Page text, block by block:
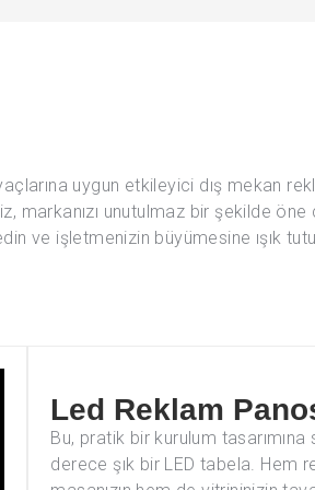
uygun etkileyici dış mekan
markanızı unutulmaz bir şekilde öne
ve işletmenizin büyümesine ışık
Led Reklam
Bu, pratik bir kurulum tasarımına
derece şık bir LED tabela. Hem